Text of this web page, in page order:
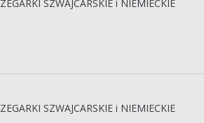
ZEGARKI SZWAJCARSKIE i NIEMIECKIE
ZEGARKI SZWAJCARSKIE i NIEMIECKIE